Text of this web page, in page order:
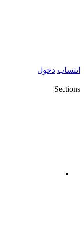
انتساب دخول
Sections